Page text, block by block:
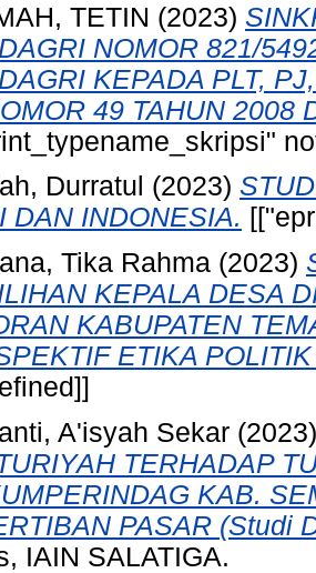
TETIN (2023)
NOMOR 821/
KEPADA PLT,
49 TAHUN 2008
Durratul (2023)
DAN INDONESIA.
Tika Rahma (2023)
KEPALA DESA
KABUPATEN
ETIKA
A'isyah Sekar
TERHADAP
KAB.
PASAR (Studi
IAIN SALATIGA.